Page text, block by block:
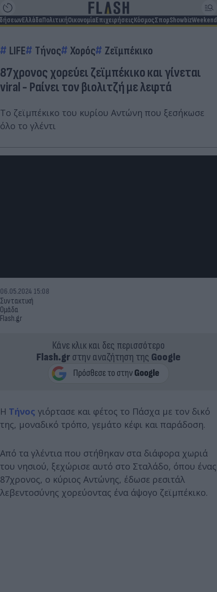
ΕλλάδαΠολιτικήΟικονομίαΕπιχειρήσειςΚόσμοςΣπορShowbizWeekend
LIFE Τήνος Χορός Ζεϊμπέκικο
87χρονος χορεύει ζεϊμπέκικο και γίνεται
viral - Ραίνει τον βιολιτζή με λεφτά
Το ζεϊμπέκικο του κυρίου Αντώνη που ξεσήκωσε
όλο το γλέντι
Συντακτική
Ομάδα
Flash.gr
06.05.2024 15:08
Κάνε κλικ και δες περισσότερο
Flash.grστην αναζήτηση της Google
Η Τήνος γιόρτασε και φέτος το Πάσχα με τον δικό
της, μοναδικό τρόπο, γεμάτο κέφι και παράδοση.
Από τα γλέντια που στήθηκαν στα διάφορα χωριά
του νησιού, ξεχώρισε αυτό στο Σταλάδο, όπου ένας
87χρονος, ο κύριος Αντώνης, έδωσε ρεσιτάλ
λεβεντοσύνης χορεύοντας ένα άψογο ζεϊμπέκικο.